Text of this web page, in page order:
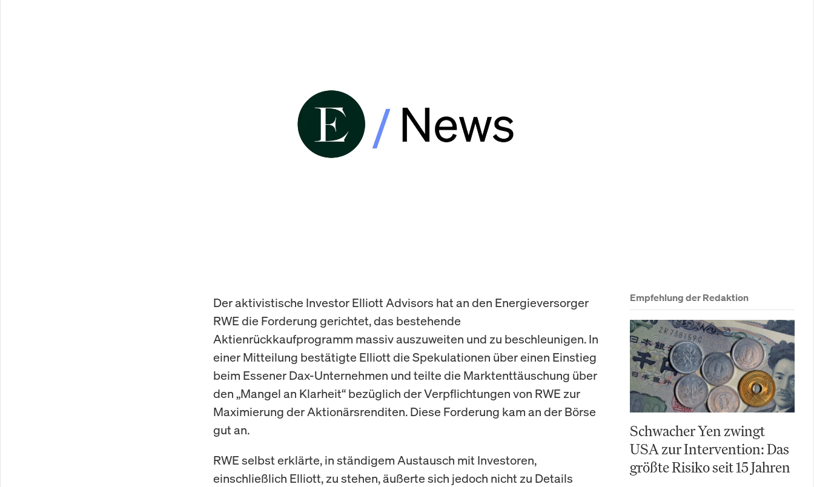
Der aktivistische Investor Elliott Advisors hat an den Energieversorger
RWE die Forderung gerichtet, das bestehende
Aktienrückkaufprogramm massiv auszuweiten und zu beschleunigen. In
einer Mitteilung bestätigte Elliott die Spekulationen über einen Einstieg
beim Essener Dax-Unternehmen und teilte die Marktenttäuschung über
den „Mangel an Klarheit“ bezüglich der Verpflichtungen von RWE zur
Maximierung der Aktionärsrenditen. Diese Forderung kam an der Börse
gut an.
RWE selbst erklärte, in ständigem Austausch mit Investoren,
einschließlich Elliott, zu stehen, äußerte sich jedoch nicht zu Details
Empfehlung der Redaktion
Schwacher Yen zwingt
USA zur Intervention: Das
größte Risiko seit 15 Jahren